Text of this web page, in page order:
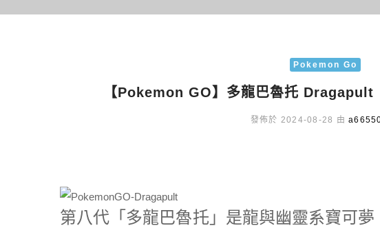
Pokemon Go
【Pokemon GO】多龍巴魯托 Dragapult
發佈於 2024-08-28 由
第八代「多龍巴魯托」是龍與幽靈系寶可